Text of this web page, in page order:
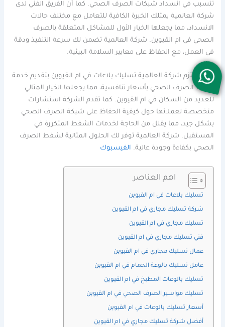
تتسبب في انسداد شبكات الصرف الصحي. كما أن الفريق الفني لدى
شركة العالمية يمتلك الخبرة الكافية للتعامل مع مختلف حالات
الانسداد، مما يجعلها الخيار الأول للمشاكل المتعلقة بالصرف
الصحي في ام القيوين. شركة العالمية تضمن لك سرعة التنفيذ ودقة
في العمل، مع الحفاظ على معايير السلامة البيئية.
أيضا، تلتزم شركة العالمية تسليك بلاعات في ام القيوين بتقديم خدمة
شفط الصرف الصحي بأسعار تنافسية، مما يجعلها الخيار المثالي
للعديد من السكان في ام القيوين. كما تقدم الشركة استشارات
متخصصة لعملائها حول كيفية الحفاظ على شبكة الصرف الصحي
بشكل جيد، مما يقلل من الحاجة لخدمات الشفط المتكررة في
المستقبل. شركة العالمية توفر لك الحلول المثالية لشفط الصرف
الصحي بكفاءة وجودة عالية. الفيسبوك
اهم العناصر
تسليك بلاعات في ام القيوين
شركة تسليك مجاري في ام القيوين
تسليك مجاري في ام القيوين
فني تسليك مجاري في ام القيوين
عمال تسليك مجاري في ام القيوين
عامل تسليك بالوعة الحمام في ام القيوين
تسليك بالوعات المطبخ في ام القيوين
تسليك مواسير الصرف الصحي في ام القيوين
أسعار تسليك بالوعات في ام القيوين
أفضل شركة تسليك مجاري في ام القيوين